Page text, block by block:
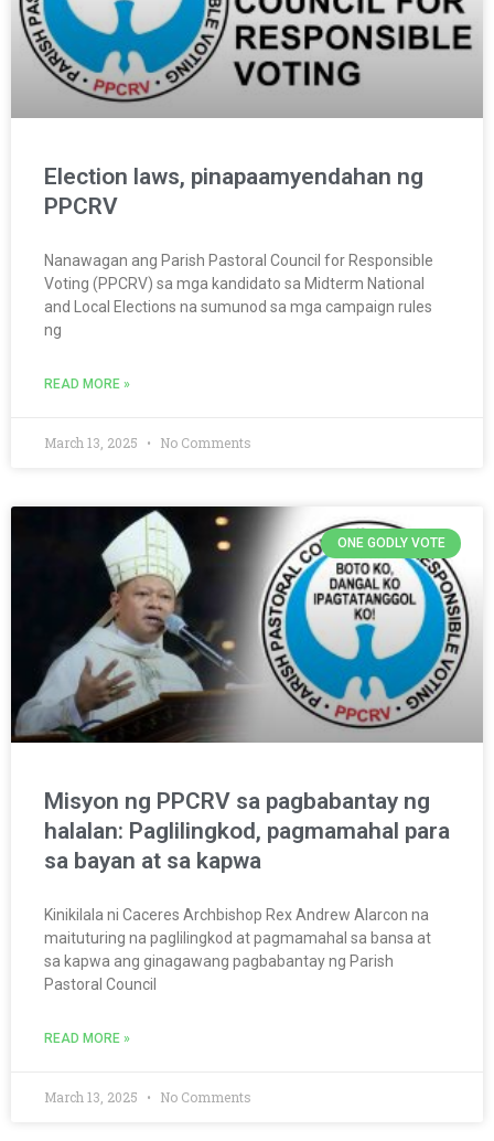
Election laws, pinapaamyendahan ng
PPCRV
Nanawagan ang Parish Pastoral Council for Responsible
Voting (PPCRV) sa mga kandidato sa Midterm National
and Local Elections na sumunod sa mga campaign rules
ng
READ MORE »
March 13, 2025 No Comments
ONE GODLY VOTE
Misyon ng PPCRV sa pagbabantay ng
halalan: Paglilingkod, pagmamahal para
sa bayan at sa kapwa
Kinikilala ni Caceres Archbishop Rex Andrew Alarcon na
maituturing na paglilingkod at pagmamahal sa bansa at
sa kapwa ang ginagawang pagbabantay ng Parish
Pastoral Council
READ MORE »
March 13, 2025 No Comments